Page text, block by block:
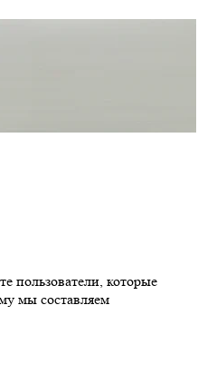
пользователи, которые
мы составляем